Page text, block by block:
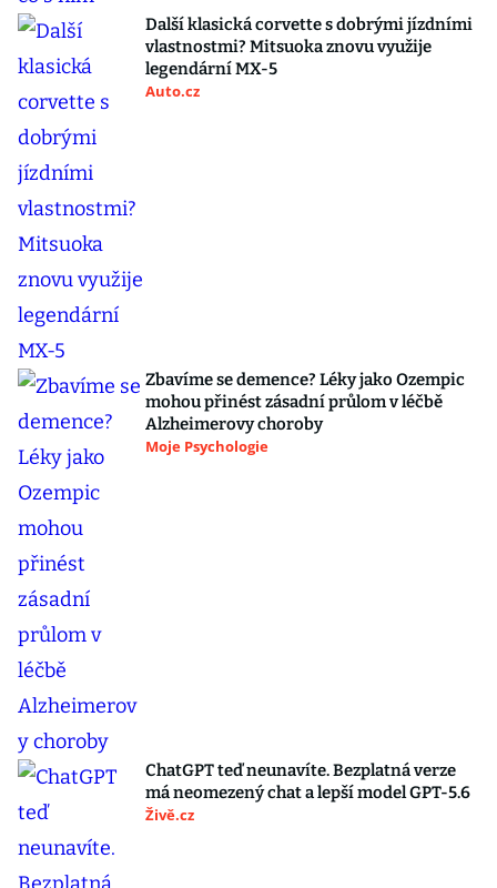
Další klasická corvette s dobrými jízdními
vlastnostmi? Mitsuoka znovu využije
legendární MX-5
Auto.cz
Zbavíme se demence? Léky jako Ozempic
mohou přinést zásadní průlom v léčbě
Alzheimerovy choroby
Moje Psychologie
ChatGPT teď neunavíte. Bezplatná verze
má neomezený chat a lepší model GPT-5.6
Živě.cz